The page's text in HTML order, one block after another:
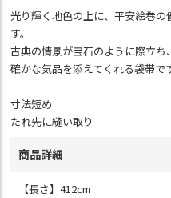
光り輝く地色の上に、平安絵巻
す。
古典の情景が宝石のように際立
確かな気品を添えてくれる袋帯です
寸法短め
たれ先に縫い取り
商品詳細
【長さ】412cm